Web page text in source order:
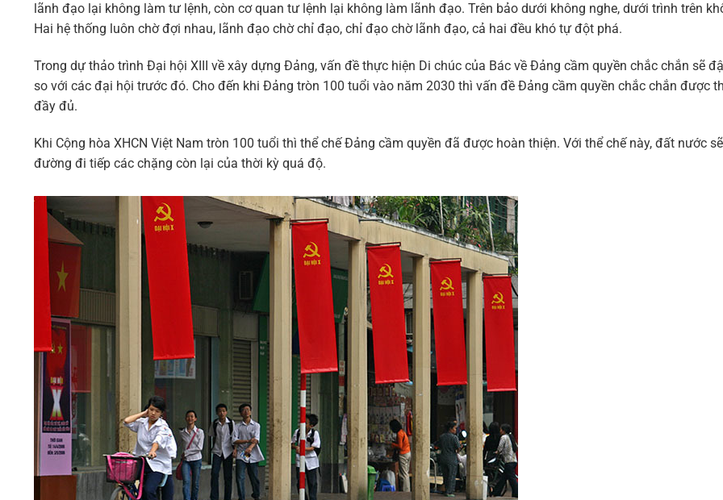
lãnh đạo lại không làm tư lệnh, còn cơ quan tư lệnh lại không làm lãnh đạo. Trên bảo dưới không nghe, dưới trình trên
Hai hệ thống luôn chờ đợi nhau, lãnh đạo chờ chỉ đạo, chỉ đạo chờ lãnh đạo, cả hai đều khó tự đột phá.
Trong dự thảo trình Đại hội XIII về xây dựng Đảng, vấn đề thực hiện Di chúc của Bác về Đảng cầm quyền chắc chắn sẽ
so với các đại hội trước đó. Cho đến khi Đảng tròn 100 tuổi vào năm 2030 thì vấn đề Đảng cầm quyền chắc chắn được
đầy đủ.
Khi Cộng hòa XHCN Việt Nam tròn 100 tuổi thì thể chế Đảng cầm quyền đã được hoàn thiện. Với thể chế này, đất nước
đường đi tiếp các chặng còn lại của thời kỳ quá độ.